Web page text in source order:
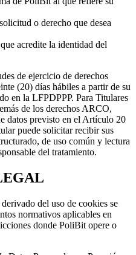
o derecho que desea
acredite la identidad del
de ejercicio de derechos
(20) días hábiles a partir de su
en la LFPDPPP. Para Titulares
de los derechos ARCO,
datos previsto en el Artículo 20
puede solicitar recibir sus
de uso común y lectura
del tratamiento.
del uso de cookies se
normativos aplicables en
donde PoliBit opere o